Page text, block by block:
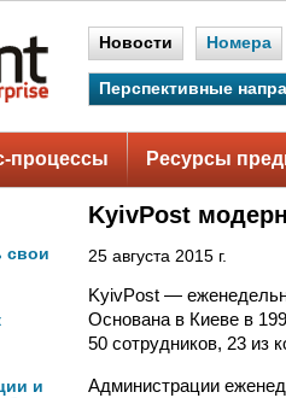
Новости Номера
Перспективные
процессы Ресурсы
свои
и
KyivPost
25 августа 2015 г.
KyivPost —
Основана в Киеве в
50 сотрудников, 23 из
Администрации